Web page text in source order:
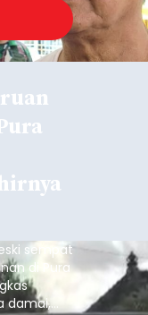
sempat
di Pura
damai,